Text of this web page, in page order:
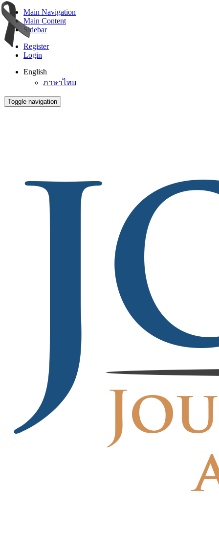
Main Navigation
Main Content
Sidebar
Register
Login
English
ภาษาไทย
Toggle navigation